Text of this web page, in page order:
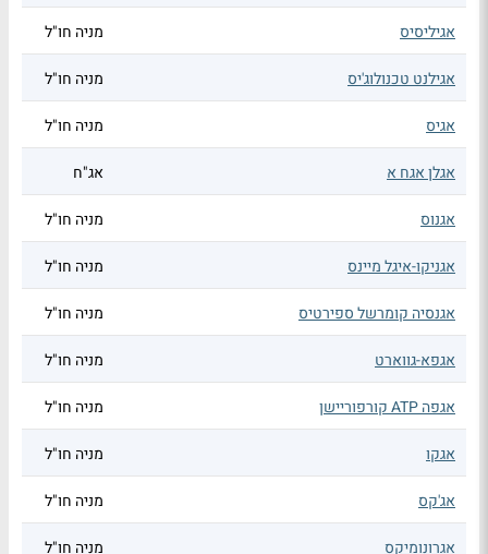
אגיליסיס מניה חו"ל
אגילנט טכנולוג'יס מניה חו"ל
אגיס מניה חו"ל
אגלן אגח א אג"ח
אגנוס מניה חו"ל
אגניקו-איגל מיינס מניה חו"ל
אגנסיה קומרשל ספירטיס מניה חו"ל
אגפא-גווארט מניה חו"ל
אגפה ATP קורפוריישן מניה חו"ל
אגקו מניה חו"ל
אג'קס מניה חו"ל
אגרונומיקס מניה חו"ל